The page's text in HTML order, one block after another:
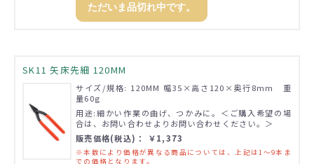
ただいま品切れ中です。
SK11 矢床先細 120MM
サイズ/規格: 120MM 幅35×高さ120×奥行8mm 重
量60g
用途:細かい作業の曲げ、つかみに。＜ご購入希望の場
合は、お問い合わせよりお問い合わせください。＞
販売価格(税込)： ￥1,373
※本数により価格が異なる商品については、上記は1～9本ま
での価格となります。